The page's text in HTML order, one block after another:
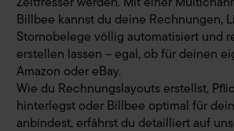
zu Statistikzwecken, für
Anzeige externer Inhalte genutzt
selbst festlegen, welche Cookies Sie
Mit Ihrem Klick auf "Alle Cookies
uns auch Ihre Einwilligung zur
Nutzungsdaten an externe
Ländern außerhalb der EU haben (z.B.
Billbee kannst du deine Rechnungen,
Stornobelege völlig automatisiert und
erstellen lassen – egal, ob für deinen
Amazon oder eBay.
Wie du Rechnungslayouts erstellst,
hinterlegst oder Billbee optimal für
anbindest, erfährst du detailliert auf